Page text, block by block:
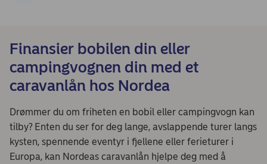
Finansier bobilen din eller
campingvognen din med et
caravanlån hos Nordea
Drømmer du om friheten en bobil eller campingvogn kan
tilby? Enten du ser for deg lange, avslappende turer langs
kysten, spennende eventyr i fjellene eller ferieturer i
Europa, kan Nordeas caravanlån hjelpe deg med å